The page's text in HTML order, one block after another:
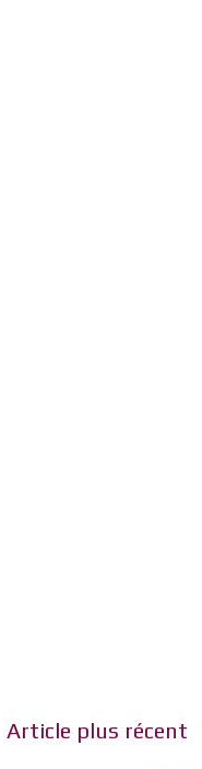
Article plus récent